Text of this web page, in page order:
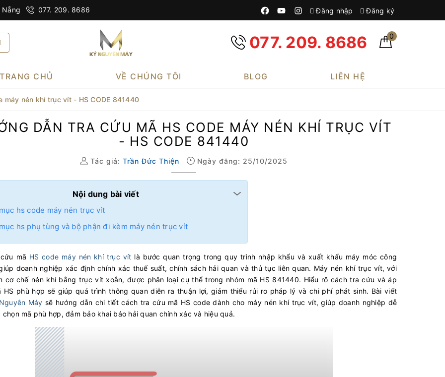
Nẵng 077. 209. 8686 Đăng nhập Đăng ký
077. 209. 8686 0
TRANG CHỦ VỀ CHÚNG TÔI BLOG LIÊN HỆ
nén khí trục vít - HS CODE 841440
DẪN TRA CỨU MÃ HS CODE MÁY NÉN KHÍ TRỤC VÍT
- HS CODE 841440
Tác giả:Trần Đức Thiện Ngày đăng: 25/10/2025
Nội dung bài viết
hs code máy nén trục vít
hs phụ tùng và bộ phận đi kèm máy nén trục vít
mã HS code máy nén khí trục vít là bước quan trọng trong quy trình nhập khẩu và xuất khẩu máy móc công
doanh nghiệp xác định chính xác thuế suất, chính sách hải quan và thủ tục liên quan. Máy nén khí trục vít, với
cơ chế nén khí bằng trục vít xoắn, được phân loại cụ thể trong nhóm mã HS 841440. Hiểu rõ cách tra cứu và áp
HS phù hợp sẽ giúp quá trình thông quan diễn ra thuận lợi, giảm thiểu rủi ro pháp lý và chi phí phát sinh. Bài viết
Máy sẽ hướng dẫn chi tiết cách tra cứu mã HS code dành cho máy nén khí trục vít, giúp doanh nghiệp dễ
chọn mã phù hợp, đảm bảo khai báo hải quan chính xác và hiệu quả.